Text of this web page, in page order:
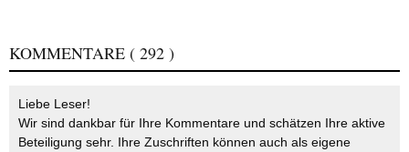
KOMMENTARE ( 292 )
Liebe Leser!
Wir sind dankbar für Ihre Kommentare und schätzen Ihre aktive
Beteiligung sehr. Ihre Zuschriften können auch als eigene